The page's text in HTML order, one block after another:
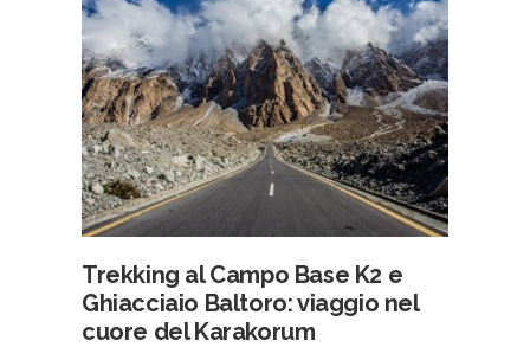
Trekking al Campo Base K2 e
Ghiacciaio Baltoro: viaggio nel
cuore del Karakorum